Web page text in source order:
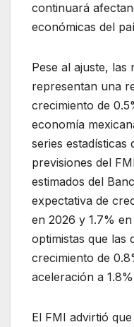
continuará
económicas del
Pese al ajuste, las
representan una
crecimiento de
economía
series estadísticas
previsiones del
estimados del
expectativa de
en 2026 y 1.7%
optimistas que las
crecimiento de
aceleración a
El FMI advirtió